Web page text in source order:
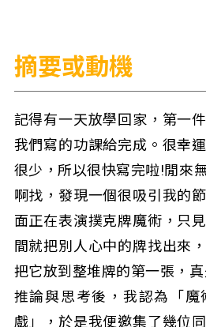
摘要或動機
記得有一天放學回家，第一
我們寫的功課給完成。很幸
很少，所以很快寫完啦!閒來
啊找，發現一個很吸引我的
面正在表演撲克牌魔術，只
間就把別人心中的牌找出來
把它放到整堆牌的第一張，
推論與思考後，我認為「
戲」，於是我便邀集了幾位